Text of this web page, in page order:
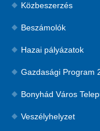
Közbeszerzés
Beszámolók
Hazai pályázatok
Gazdasági Program
Bonyhád Város
Veszélyhelyzet